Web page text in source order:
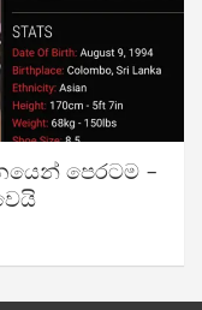
පෙරටම –